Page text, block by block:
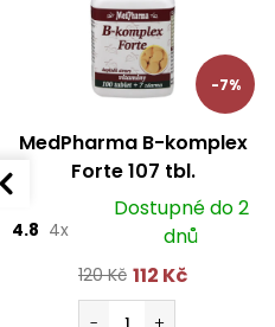
-7%
MedPharma B-komplex
Forte 107 tbl.
4.8 4x
Dostupné do 2
dnů
120 Kč 112 Kč